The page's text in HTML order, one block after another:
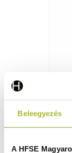
Beleegyezés
A HFSE
Mask